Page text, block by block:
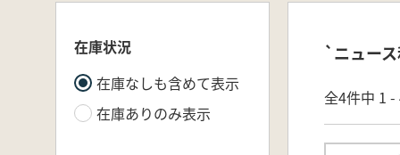
在庫状況
在庫なしも含めて表示
在庫ありのみ表示
`ニュー
全4件中 1 -